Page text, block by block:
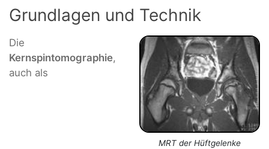
Grundlagen und Technik
MRT der Hüftgelenke
Die
Kernspintomographie,
auch als